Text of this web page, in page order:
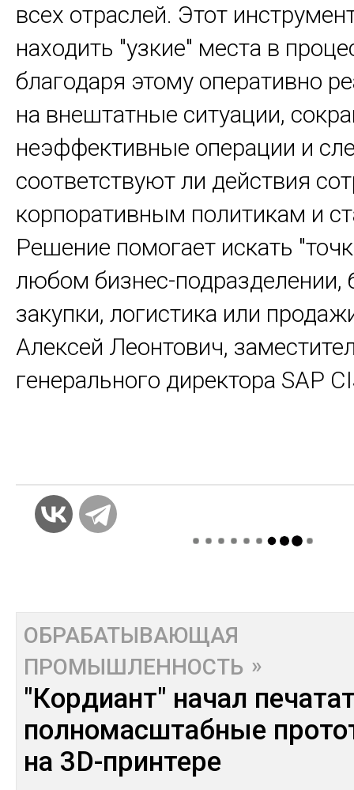
всех отраслей. Этот
находить "узкие" места в
благодаря этому оперативно
на внештатные ситуации,
неэффективные операции и
соответствуют ли действия
корпоративным политикам и
Решение помогает искать
любом бизнес-подразделении,
закупки, логистика или
Алексей Леонтович,
генерального директора SAP
ОБРАБАТЫВАЮЩАЯ
ПРОМЫШЛЕННОСТЬ
"Кордиант" начал
полномасштабные
на 3D-принтере